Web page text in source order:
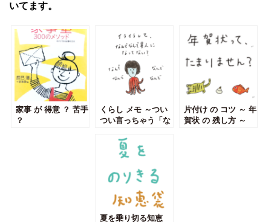
いてます。
家事 が 得意 ？ 苦手
？
くらし メモ ～つい
つい言っちゃう「な
片付け の コツ ～ 年
賀状 の 残し方 ～
夏を乗り切る知恵